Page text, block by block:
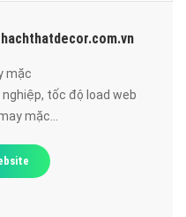
mặc
tốc độ load web
mặc